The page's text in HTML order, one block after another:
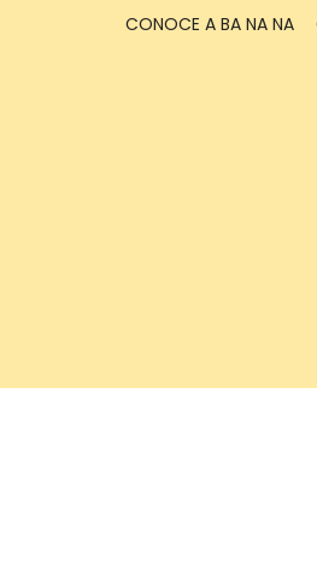
CONOCE A BA NA NA